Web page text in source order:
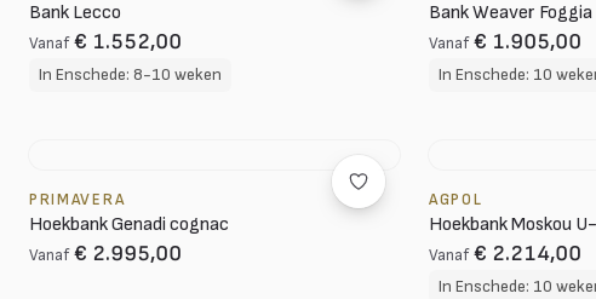
Bank Lecco
Vanaf € 1.552,00
In Enschede: 8-10 weken
Bank Weaver Foggia
Vanaf € 1.905,00
In Enschede: 10
PRIMAVERA
Hoekbank Genadi cognac
Vanaf € 2.995,00
AGPOL
Hoekbank Moskou
Vanaf € 2.214,00
In Enschede: 10